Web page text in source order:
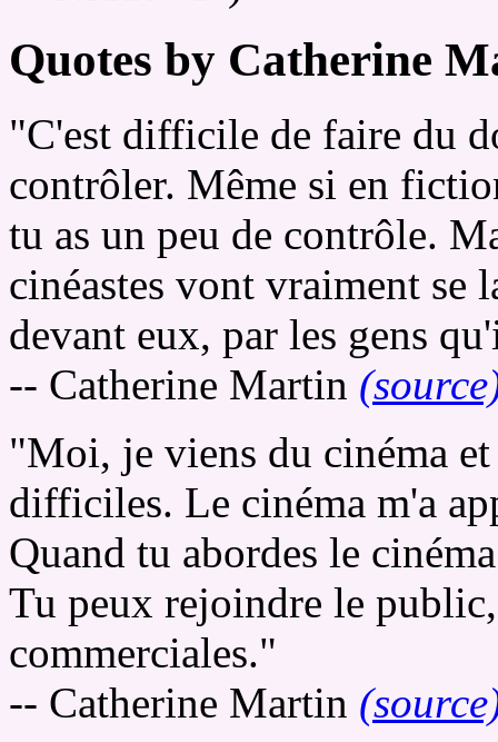
Quotes by Catherine
"C'est difficile de faire du
contrôler. Même si en
tu as un peu de contrôle.
cinéastes vont vraiment se
devant eux, par les gens
-- Catherine Martin
"Moi, je viens du cinéma
difficiles. Le cinéma m'a
Quand tu abordes le
Tu peux rejoindre le
commerciales."
-- Catherine Martin